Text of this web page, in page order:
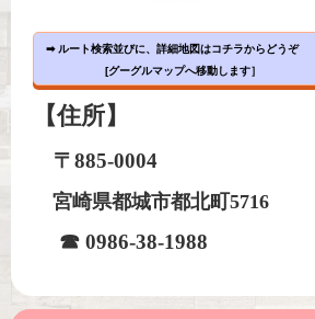
➡ ルート検索並びに、詳細地図はコチラからどうぞ
[グーグルマップへ移動します］
【住所】
〒885-0004
宮崎県都城市都北町5716
☎ 0986-38-1988